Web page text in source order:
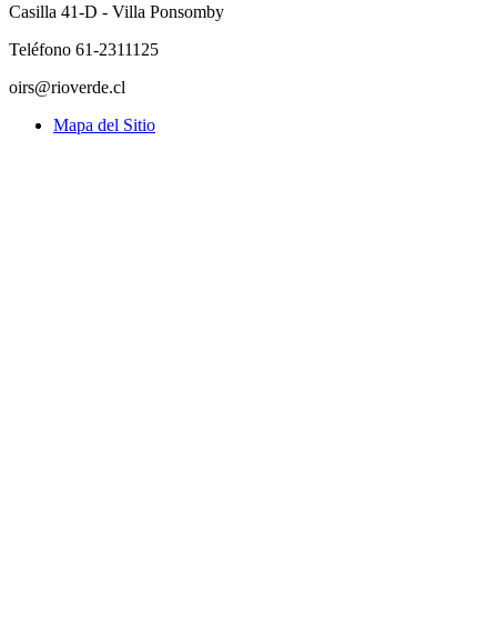
Casilla 41-D - Villa Ponsomby
Teléfono 61-2311125
oirs@rioverde.cl
Mapa del Sitio